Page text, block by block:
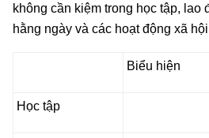
không cần kiệm trong học tập, lao
hằng ngày và các hoạt động xã
Biểu hiện
Học tập